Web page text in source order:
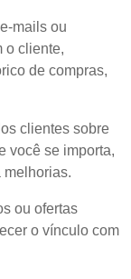
mails ou
o cliente,
de compras,
clientes sobre
você se importa,
melhorias.
ou ofertas
o vínculo com